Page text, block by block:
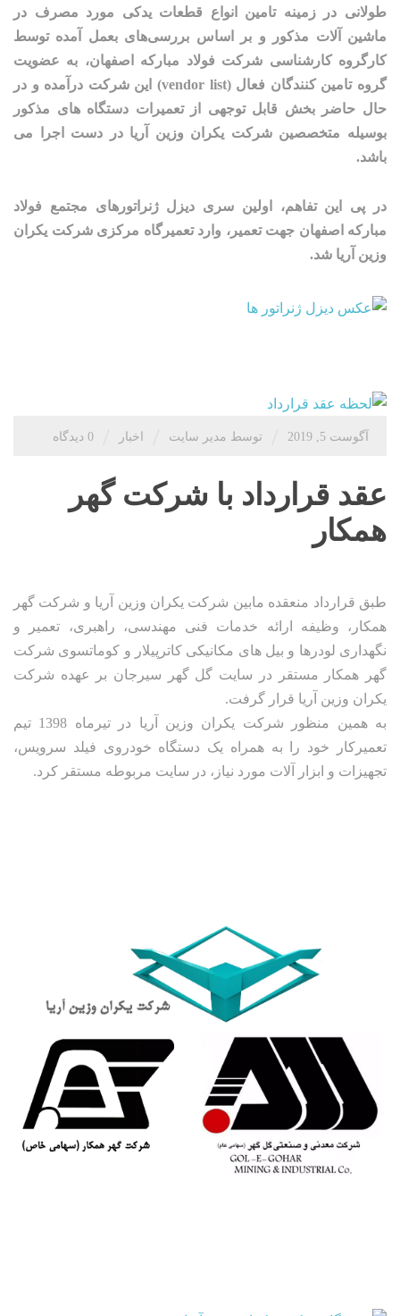
طولانی در زمینه تامین انواع قطعات یدکی مورد مصرف در
ماشین آلات مذکور و بر اساس بررسی‌های بعمل آمده توسط
کارگروه کارشناسی شرکت فولاد مبارکه اصفهان، به عضویت
گروه تامین کنندگان فعال (vendor list) این شرکت درآمده و در
حال حاضر بخش قابل توجهی از تعمیرات دستگاه های مذکور
بوسیله متخصصین شرکت یکران وزین آریا در دست اجرا می
باشد.
در پی این تفاهم، اولین سری دیزل ژنراتورهای مجتمع فولاد
مبارکه اصفهان جهت تعمیر، وارد تعمیرگاه مرکزی شرکت یکران
وزین آریا شد.
آگوست 5, 2019 توسط مدیر سایت اخبار 0 دیدگاه
عقد قرارداد با شرکت گهر
همکار
طبق قرارداد منعقده مابین شرکت یکران وزین آریا و شرکت گهر
همکار، وظیفه ارائه خدمات فنی مهندسی، راهبری، تعمیر و
نگهداری لودرها و بیل های مکانیکی کاترپیلار و کوماتسوی شرکت
گهر همکار مستقر در سایت گل گهر سیرجان بر عهده شرکت
یکران وزین آریا قرار گرفت.
به همین منظور شرکت یکران وزین آریا در تیرماه 1398 تیم
تعمیرکار خود را به همراه یک دستگاه خودروی فیلد سرویس،
تجهیزات و ابزار آلات مورد نیاز، در سایت مربوطه مستقر کرد.